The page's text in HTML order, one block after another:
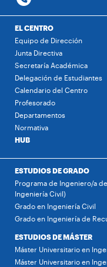
EL CENTRO
Equipo de Dirección
Junta Directiva
Secretaría Académica
Delegación de Estudiantes
Calendario del Centro
Profesorado
Departamentos
Normativa
HUB
ESTUDIOS DE GRADO
Programa de Ingeniero/a
Ingeniería Civil)
Grado en Ingeniería Civil
Grado en Ingeniería de
ESTUDIOS DE MÁSTER
Máster Universitario en
Máster Universitario en